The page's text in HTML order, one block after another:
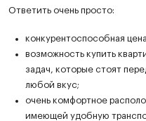
Ответить очень просто:
конкурентоспособная
возможность купить
задач, которые стоят
любой вкус;
очень комфортное
имеющей удобную